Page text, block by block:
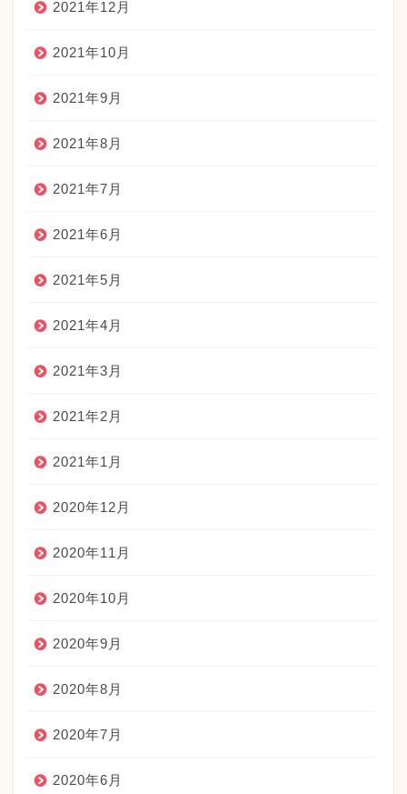
2021年12月
2021年10月
2021年9月
2021年8月
2021年7月
2021年6月
2021年5月
2021年4月
2021年3月
2021年2月
2021年1月
2020年12月
2020年11月
2020年10月
2020年9月
2020年8月
2020年7月
2020年6月